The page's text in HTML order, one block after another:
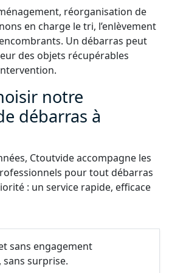
réorganisation de
en charge le tri, l’enlèvement
Un débarras peut
des objets récupérables
notre
débarras à
Ctoutvide accompagne les
pour tout débarras
: un service rapide, efficace
sans engagement
sans surprise.